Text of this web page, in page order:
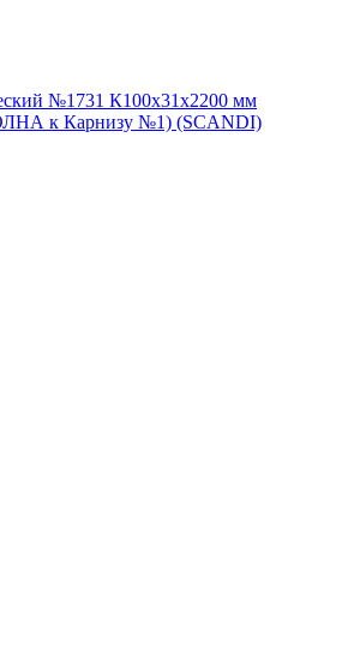
№1731 К100х31х2200 мм
к Карнизу №1) (SCANDI)